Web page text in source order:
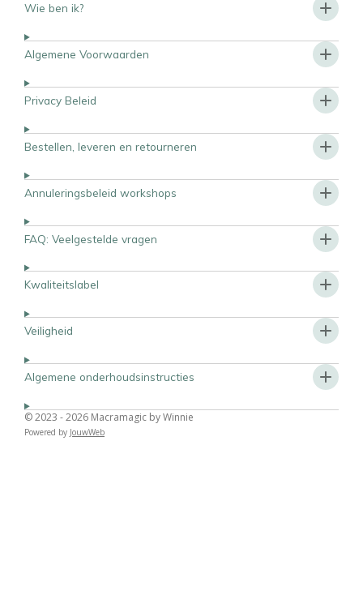
Wie ben ik?
Algemene Voorwaarden
Privacy Beleid
Bestellen, leveren en retourneren
Annuleringsbeleid workshops
FAQ: Veelgestelde vragen
Kwaliteitslabel
Veiligheid
Algemene onderhoudsinstructies
© 2023 - 2026 Macramagic by Winnie
Powered by JouwWeb